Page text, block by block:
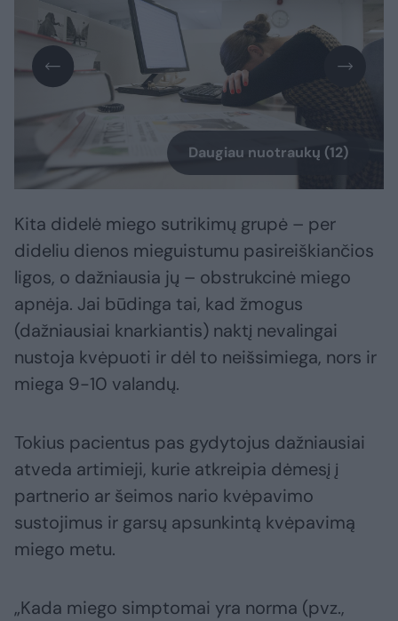
Daugiau nuotraukų (12)
Kita didelė miego sutrikimų grupė – per
dideliu dienos mieguistumu pasireiškiančios
ligos, o dažniausia jų – obstrukcinė miego
apnėja. Jai būdinga tai, kad žmogus
(dažniausiai knarkiantis) naktį nevalingai
nustoja kvėpuoti ir dėl to neišsimiega, nors ir
miega 9-10 valandų.
Tokius pacientus pas gydytojus dažniausiai
atveda artimieji, kurie atkreipia dėmesį į
partnerio ar šeimos nario kvėpavimo
sustojimus ir garsų apsunkintą kvėpavimą
miego metu.
„Kada miego simptomai yra norma (pvz.,